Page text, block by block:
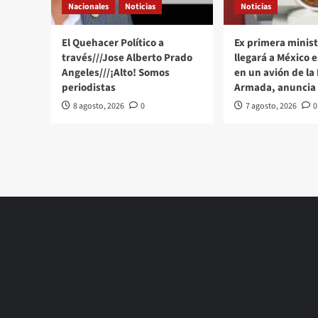
la
verdad”
Nacionales Noticias
El Quehacer Político a
través///Jose Alberto Prado
Angeles///¡Alto! Somos
periodistas
8 agosto, 2026 0
Noticias
Ex primera
llegará a México
en un avión de la
Armada,
7 agosto, 2026 0